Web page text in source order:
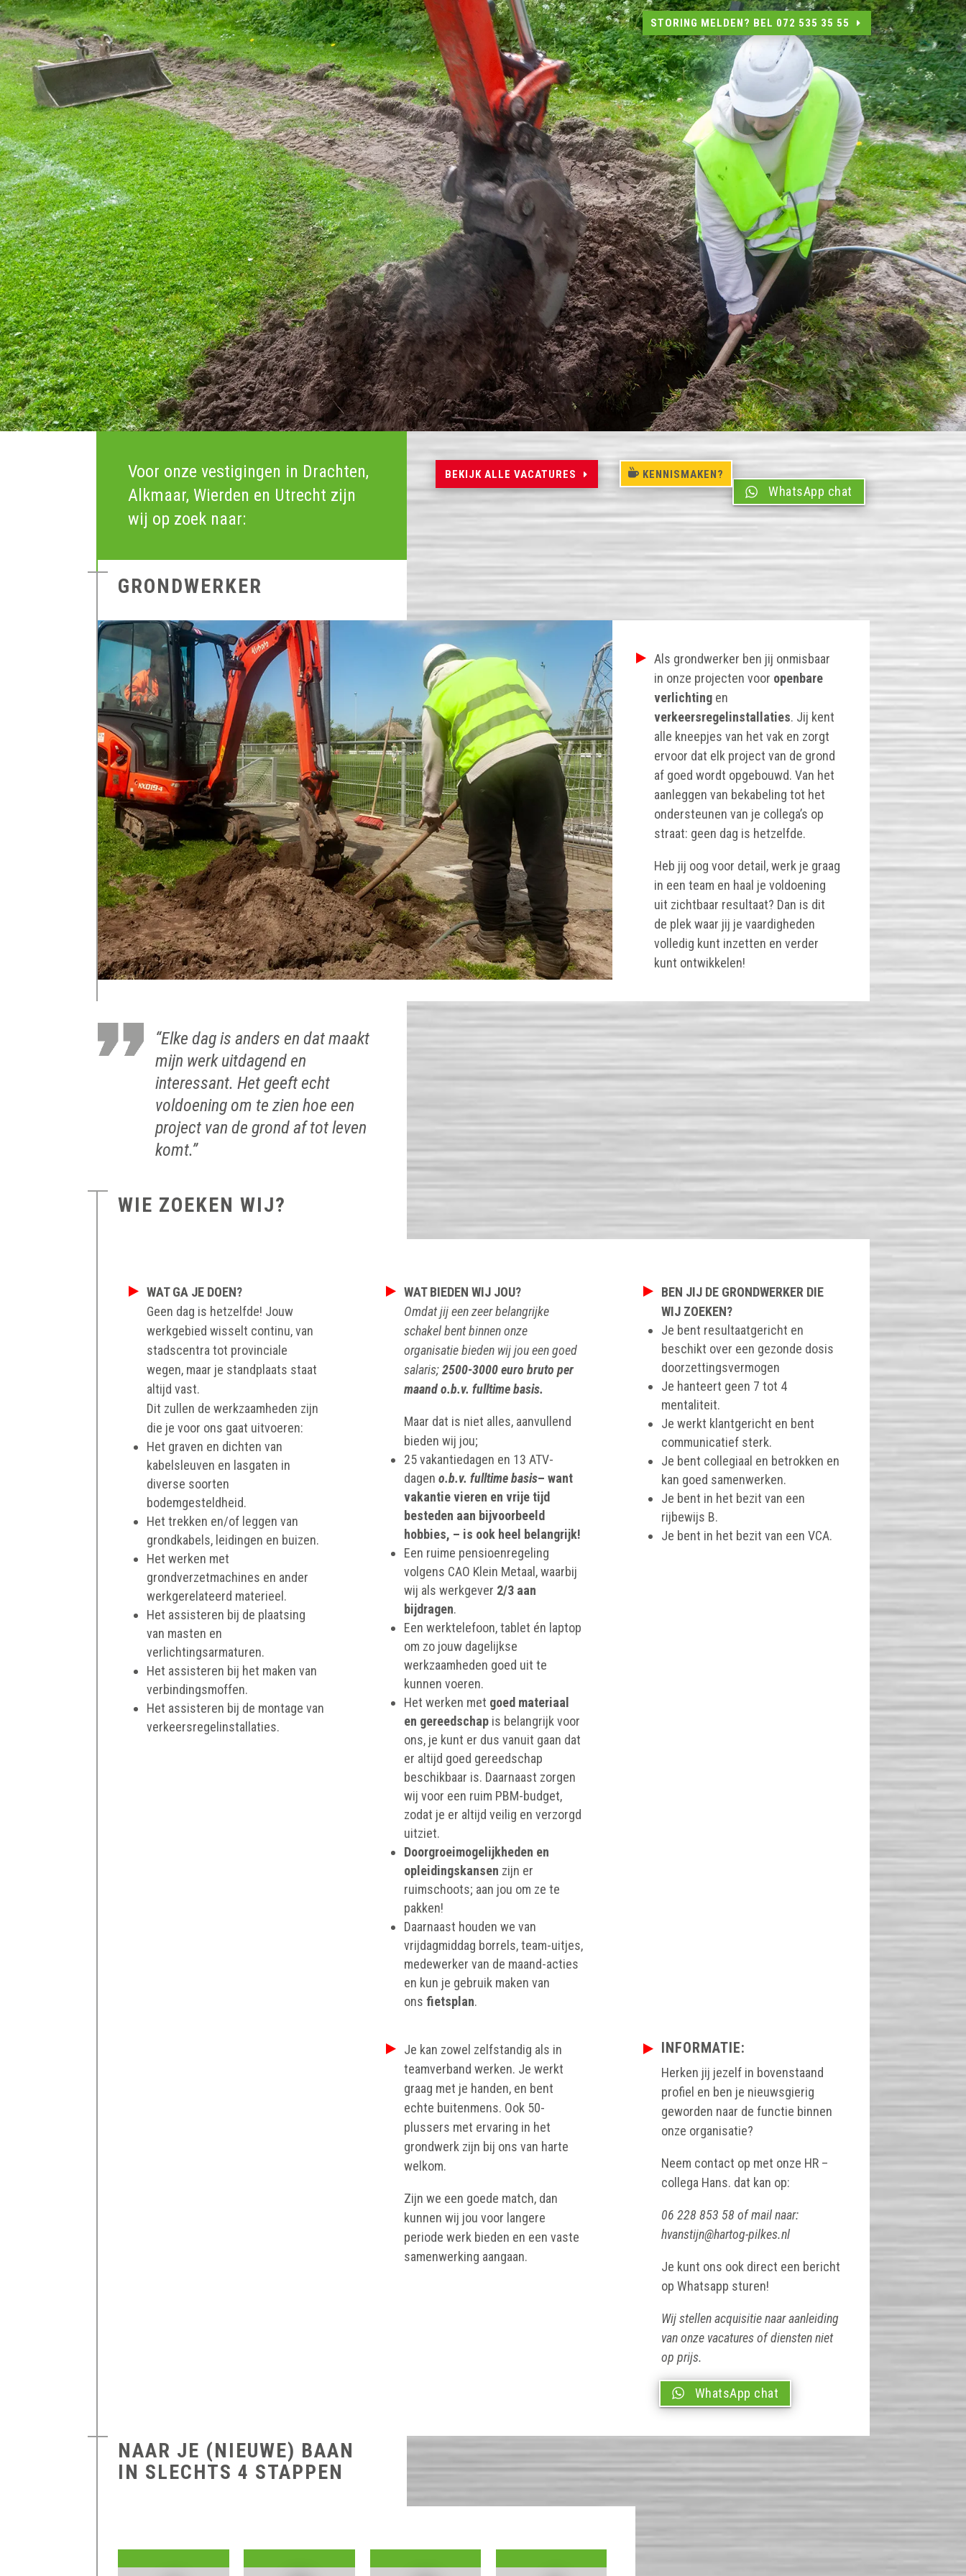
STORING MELDEN? BEL 072 535 35 55
Voor onze vestigingen in Drachten,
Alkmaar, Wierden en Utrecht zijn
wij op zoek naar:
BEKIJK ALLE VACATURES KENNISMAKEN?
WhatsApp chat
GRONDWERKER
Als grondwerker ben jij onmisbaar
in onze projecten voor openbare
verlichtingen
verkeersregelinstallaties. Jij kent
alle kneepjes van het vak en zorgt
ervoor dat elk project van de grond
af goed wordt opgebouwd. Van het
aanleggen van bekabeling tot het
ondersteunen van je collega’s op
straat: geen dag is hetzelfde.
Heb jij oog voor detail, werk je graag
in een team en haal je voldoening
uit zichtbaar resultaat? Dan is dit
de plek waar jij je vaardigheden
volledig kunt inzetten en verder
kunt ontwikkelen!
“Elke dag is anders en dat maakt
mijn werk uitdagend en
interessant. Het geeft echt
voldoening om te zien hoe een
project van de grond af tot leven
komt.”
WIE ZOEKEN WIJ?
WAT GA JE DOEN?
Geen dag is hetzelfde! Jouw
werkgebied wisselt continu, van
stadscentra tot provinciale
wegen, maar je standplaats staat
altijd vast.
Dit zullen de werkzaamheden zijn
die je voor ons gaat uitvoeren:
Het graven en dichten van
kabelsleuven en lasgaten in
diverse soorten
bodemgesteldheid.
Het trekken en/of leggen van
grondkabels, leidingen en buizen.
Het werken met
grondverzetmachines en ander
werkgerelateerd materieel.
Het assisteren bij de plaatsing
van masten en
verlichtingsarmaturen.
Het assisteren bij het maken van
verbindingsmoffen.
Het assisteren bij de montage van
verkeersregelinstallaties.
WAT BIEDEN WIJ JOU?
Omdat jij een zeer belangrijke
schakel bent binnen onze
organisatie bieden wij jou een goed
salaris;2500-3000 euro bruto per
maand o.b.v. fulltime basis.
Maar dat is niet alles, aanvullend
bieden wij jou;
25 vakantiedagen en 13 ATV-
dagen o.b.v. fulltime basis– want
vakantie vieren en vrije tijd
besteden aan bijvoorbeeld
hobbies, – is ook heel belangrijk!
Een ruime pensioenregeling
volgens CAO Klein Metaal, waarbij
wij als werkgever 2/3 aan
bijdragen.
Een werktelefoon, tablet én laptop
om zo jouw dagelijkse
werkzaamheden goed uit te
kunnen voeren.
Het werken met goed materiaal
en gereedschap is belangrijk voor
ons, je kunt er dus vanuit gaan dat
er altijd goed gereedschap
beschikbaar is. Daarnaast zorgen
wij voor een ruim PBM-budget,
zodat je er altijd veilig en verzorgd
uitziet.
Doorgroeimogelijkheden en
opleidingskansen zijn er
ruimschoots; aan jou om ze te
pakken!
Daarnaast houden we van
vrijdagmiddag borrels, team-uitjes,
medewerker van de maand-acties
en kun je gebruik maken van
ons fietsplan.
BEN JIJ DE GRONDWERKER DIE
WIJ ZOEKEN?
Je bent resultaatgericht en
beschikt over een gezonde dosis
doorzettingsvermogen
Je hanteert geen 7 tot 4
mentaliteit.
Je werkt klantgericht en bent
communicatief sterk.
Je bent collegiaal en betrokken en
kan goed samenwerken.
Je bent in het bezit van een
rijbewijs B.
Je bent in het bezit van een VCA.
Je kan zowel zelfstandig als in
teamverband werken. Je werkt
graag met je handen, en bent
echte buitenmens. Ook 50-
plussers met ervaring in het
grondwerk zijn bij ons van harte
welkom.
Zijn we een goede match, dan
kunnen wij jou voor langere
periode werk bieden en een vaste
samenwerking aangaan.
INFORMATIE:
Herken jij jezelf in bovenstaand
profiel en ben je nieuwsgierig
geworden naar de functie binnen
onze organisatie?
Neem contact op met onze HR –
collega Hans. dat kan op:
06 228 853 58 of mail naar:
hvanstijn@hartog-pilkes.nl
Je kunt ons ook direct een bericht
op Whatsapp sturen!
Wij stellen acquisitie naar aanleiding
van onze vacatures of diensten niet
op prijs.
WhatsApp chat
NAAR JE (NIEUWE) BAAN
IN SLECHTS 4 STAPPEN